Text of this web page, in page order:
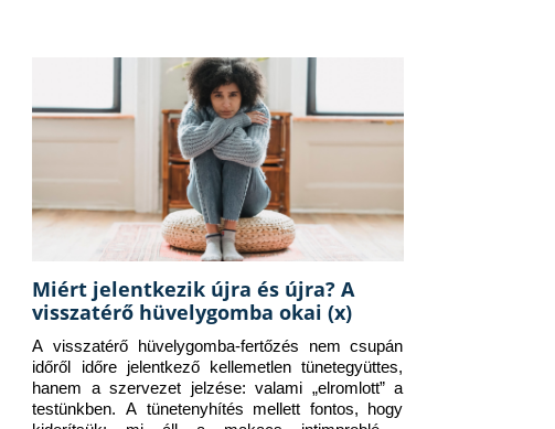
Miért jelentkezik újra és újra? A
visszatérő hüvelygomba okai (x)
A visszatérő hüvelygomba-fertőzés nem csupán
időről időre jelentkező kellemetlen tünetegyüttes,
hanem a szervezet jelzése: valami „elromlott” a
testünkben. A tünetenyhítés mellett fontos, hogy